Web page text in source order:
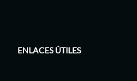
ENLACES ÚTILES